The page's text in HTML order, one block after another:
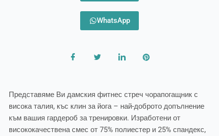
WhatsApp
Представяме Ви дамския фитнес стреч чорапогащник с
висока талия, къс клин за йога – най-доброто допълнение
към вашия гардероб за тренировки. Изработени от
висококачествена смес от 75% полиестер и 25% спандекс,